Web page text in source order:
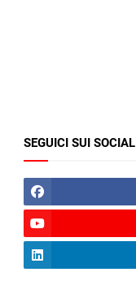
SEGUICI SUI SOCIAL